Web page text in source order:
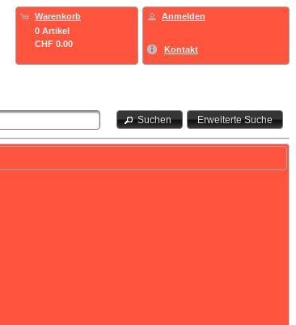
Warenkorb
0 Artikel
CHF 0.00
Anmelden
Kontakt
Suchen Erweiterte Suche